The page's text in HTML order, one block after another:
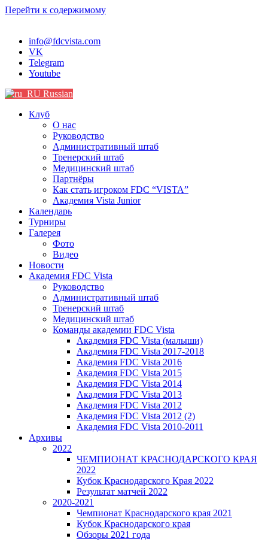
Перейти к содержимому
info@fdcvista.com
VK
Telegram
Youtube
Russian
Клуб
О нас
Руководство
Административный штаб
Тренерский штаб
Медицинский штаб
Партнёры
Как стать игроком FDC “VISTA”
Академия Vista Junior
Календарь
Турниры
Галерея
Фото
Видео
Новости
Академия FDC Vista
Руководство
Административный штаб
Тренерский штаб
Медицинский штаб
Команды академии FDC Vista
Академия FDC Vista (малыши)
Академия FDC Vista 2017-2018
Академия FDC Vista 2016
Академия FDC Vista 2015
Академия FDC Vista 2014
Академия FDC Vista 2013
Академия FDC Vista 2012
Академия FDC Vista 2012 (2)
Академия FDC Vista 2010-2011
Архивы
2022
ЧЕМПИОНАТ КРАСНОДАРСКОГО КРАЯ
2022
Кубок Краснодарского Края 2022
Результат матчей 2022
2020-2021
Чемпионат Краснодарского края 2021
Кубок Краснодарского края
Обзоры 2021 года